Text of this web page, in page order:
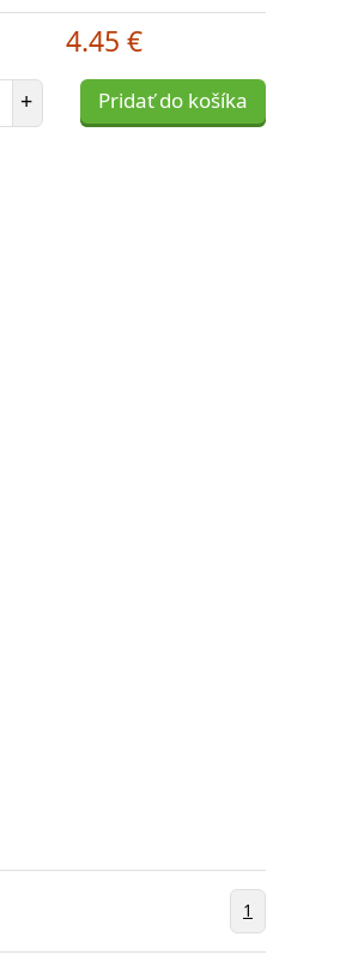
4.45 €
Počet položiek
+ Pridať do košíka
1